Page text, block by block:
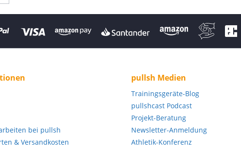
bei pullsh
& Versandkosten
pullsh Medien
Trainingsgeräte-Blog
pullshcast Podcast
Projekt-Beratung
Newsletter-Anmeldung
Athletik-Konferenz